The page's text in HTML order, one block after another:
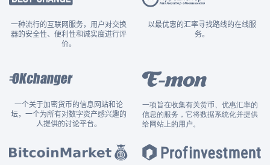
一种流行的互联网服务，用户对交换
器的安全性、便利性和诚实度进行评
价。
以最优惠的汇率寻找路线的在线服
务。
一个关于加密货币的信息网站和论
坛，一个为所有对数字资产感兴趣的
人提供的讨论平台。
一项旨在收集有关货币、优惠汇率的
信息的服务，它将数据系统化并提供
给网站上的用户。